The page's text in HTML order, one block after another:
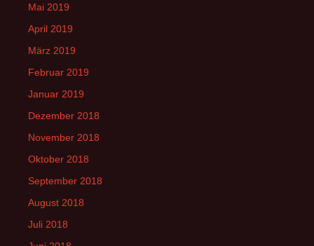
Mai 2019
April 2019
März 2019
Februar 2019
Januar 2019
Dezember 2018
November 2018
Oktober 2018
September 2018
August 2018
Juli 2018